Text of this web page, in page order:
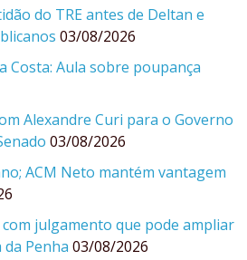
do TRE antes de Deltan e
03/08/2026
Costa: Aula sobre poupança
Alexandre Curi para o Governo
03/08/2026
ACM Neto mantém vantagem
julgamento que pode ampliar
Penha 03/08/2026